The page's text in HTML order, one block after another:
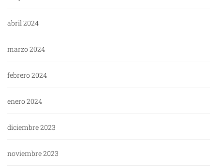
abril 2024
marzo 2024
febrero 2024
enero 2024
diciembre 2023
noviembre 2023